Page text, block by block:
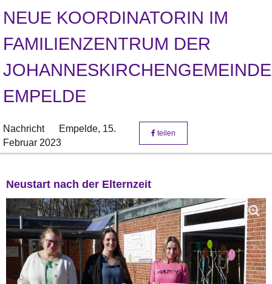
NEUE KOORDINATORIN IM
FAMILIENZENTRUM DER
JOHANNESKIRCHENGEMEINDE
EMPELDE
Nachricht Empelde, 15.
Februar 2023
teilen
Neustart nach der Elternzeit